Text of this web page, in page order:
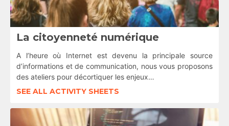
La citoyenneté numérique
A l’heure où Internet est devenu la principale source
d’informations et de communication, nous vous proposons
des ateliers pour décortiquer les enjeux…
SEE ALL ACTIVITY SHEETS